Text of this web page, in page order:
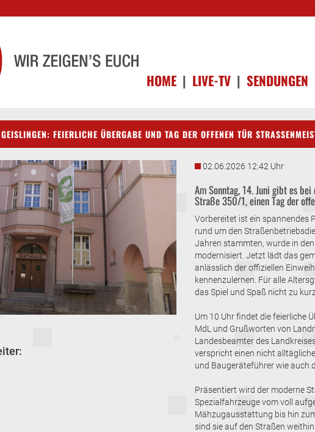
HOME | LIVE-TV | SENDUNGEN
FEIERLICHE ÜBERGABE UND TAG DER OFFENEN TÜR
02.06.2026 12:42 Uhr
Am Sonntag, 14. Juni gibt es
Straße 350/1, einen Tag der
Vorbereitet ist ein spannendes
rund um den
Jahren stammten, wurde in
modernisiert. Jetzt lädt das
anlässlich der offiziellen
kennenzulernen. Für alle
das Spiel und Spaß nicht zu
Um 10 Uhr findet die feierliche
MdL und Grußworten von
Landesbeamter des
verspricht einen nicht
und Baugeräteführer wie auch
Präsentiert wird der moderne
Spezialfahrzeuge vom voll
Mähzugausstattung bis hin
sind sie auf den Straßen